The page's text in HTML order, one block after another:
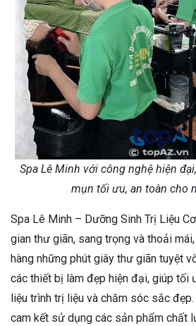
Spa Lê Minh với công nghệ hiện
mụn tối ưu, an toàn cho
Spa Lê Minh – Dưỡng Sinh Trị Liệu
gian thư giãn, sang trọng và thoải
hàng những phút giây thư giãn tuyệt
các thiết bị làm đẹp hiện đại, giúp tối
liệu trình trị liệu và chăm sóc sắc
cam kết sử dụng các sản phẩm chất